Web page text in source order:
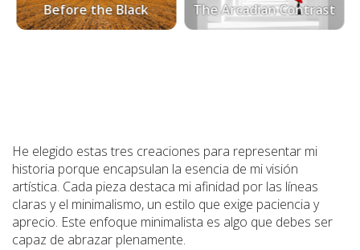
Before the Black The Arcadian Contrast
He elegido estas tres creaciones para representar mi
historia porque encapsulan la esencia de mi visión
artística. Cada pieza destaca mi afinidad por las líneas
claras y el minimalismo, un estilo que exige paciencia y
aprecio. Este enfoque minimalista es algo que debes ser
capaz de abrazar plenamente.